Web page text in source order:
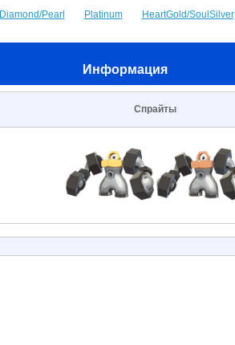
Diamond/Pearl Platinum HeartGold/SoulSilver
Информация
Спрайты